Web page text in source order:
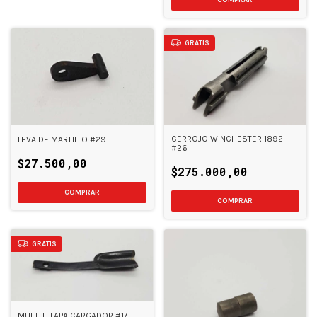
LEVA DE MARTILLO #29
$27.500,00
GRATIS
CERROJO WINCHESTER 1892
#26
$275.000,00
GRATIS